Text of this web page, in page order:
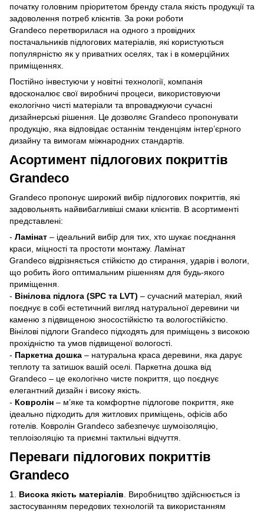
початку головним пріоритетом бренду стала якість продукції та
задоволення потреб клієнтів. За роки роботи
Grandeco перетворилася на одного з провідних
постачальників підлогових матеріалів, які користуються
популярністю як у приватних оселях, так і в комерційних
приміщеннях.
Постійно інвестуючи у новітні технології, компанія
вдосконалює свої виробничі процеси, використовуючи
екологічно чисті матеріали та впроваджуючи сучасні
дизайнерські рішення. Це дозволяє Grandeco пропонувати
продукцію, яка відповідає останнім тенденціям інтер’єрного
дизайну та вимогам міжнародних стандартів.
Асортимент підлогових покриттів
Grandeco
Grandeco пропонує широкий вибір підлогових покриттів, які
задовольнять найвибагливіші смаки клієнтів. В асортименті
представлені:
- Ламінат – ідеальний вибір для тих, хто шукає поєднання
краси, міцності та простоти монтажу. Ламінат
Grandeco відрізняється стійкістю до стирання, ударів і вологи,
що робить його оптимальним рішенням для будь-якого
приміщення.
- Вінілова підлога (SPC та LVT) – сучасний матеріал, який
поєднує в собі естетичний вигляд натуральної деревини чи
каменю з підвищеною зносостійкістю та вологостійкістю.
Вінілові підлоги Grandeco підходять для приміщень з високою
прохідністю та умов підвищеної вологості.
- Паркетна дошка – натуральна краса деревини, яка дарує
теплоту та затишок вашій оселі. Паркетна дошка від
Grandeco – це екологічно чисте покриття, що поєднує
елегантний дизайн і високу якість.
- Ковролін – м’яке та комфортне підлогове покриття, яке
ідеально підходить для житлових приміщень, офісів або
готелів. Ковролін Grandeco забезпечує шумоізоляцію,
теплоізоляцію та приємні тактильні відчуття.
Переваги підлогових покриттів
Grandeco
1. Висока якість матеріалів . Виробництво здійснюється із
застосуванням передових технологій та використанням